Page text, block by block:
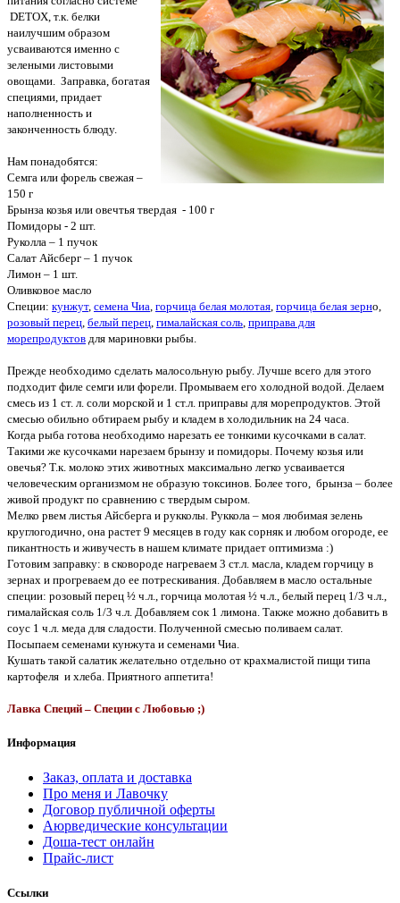
DETOX, т.к. белки
наилучшим образом
усваиваются именно с
зелеными листовыми
овощами. Заправка, богатая
специями, придает
наполненность и
законченность блюду.
Нам понадобятся:
Семга или форель свежая –
150 г
Брынза козья или овечтья твердая - 100 г
Помидоры - 2 шт.
Руколла – 1 пучок
Салат Айсберг – 1 пучок
Лимон – 1 шт.
Оливковое масло
Специи: кунжут, семена Чиа горчица белая молотая горчица белая зерно,
розовый перец белый перец гималайская соль приправа для
морепродуктов для мариновки рыбы.
Прежде необходимо сделать малосольную рыбу. Лучше всего для этого
подходит филе семги или форели. Промываем его холодной водой. Делаем
смесь из 1 ст. л. соли морской и 1 ст.л. приправы для морепродуктов. Этой
смесью обильно обтираем рыбу и кладем в холодильник на 24 часа.
Когда рыба готова необходимо нарезать ее тонкими кусочками в салат.
Такими же кусочками нарезаем брынзу и помидоры. Почему козья или
овечья? Т.к. молоко этих животных максимально легко усваивается
человеческим организмом не образую токсинов. Более того, брынза – более
живой продукт по сравнению с твердым сыром.
Мелко рвем листья Айсберга и рукколы. Руккола – моя любимая зелень
круглогодично, она растет 9 месяцев в году как сорняк и любом огороде, ее
пикантность и живучесть в нашем климате придает оптимизма :)
Готовим заправку: в сковороде нагреваем 3 ст.л. масла, кладем горчицу в
зернах и прогреваем до ее потрескивания. Добавляем в масло остальные
специи: розовый перец ½ ч.л., горчица молотая ½ ч.л., белый перец 1/3 ч.л.,
гималайская соль 1/3 ч.л. Добавляем сок 1 лимона. Также можно добавить в
соус 1 ч.л. меда для сладости. Полученной смесью поливаем салат.
Посыпаем семенами кунжута и семенами Чиа.
Кушать такой салатик желательно отдельно от крахмалистой пищи типа
картофеля и хлеба. Приятного аппетита!
Лавка Специй – Специи с Любовью ;)
Информация
Заказ, оплата и доставка
Про меня и Лавочку
Договор публичной оферты
Аюрведические консультации
Доша-тест онлайн
Прайс-лист
Ссылки